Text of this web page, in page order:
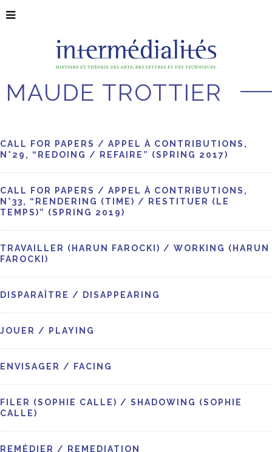
MAUDE TROTTIER
CALL FOR PAPERS / APPEL À CONTRIBUTIONS,
N°29, “REDOING / REFAIRE” (SPRING 2017)
CALL FOR PAPERS / APPEL À CONTRIBUTIONS,
N°33, “RENDERING (TIME) / RESTITUER (LE
TEMPS)” (SPRING 2019)
TRAVAILLER (HARUN FAROCKI) / WORKING (HARUN
FAROCKI)
DISPARAÎTRE / DISAPPEARING
JOUER / PLAYING
ENVISAGER / FACING
FILER (SOPHIE CALLE) / SHADOWING (SOPHIE
CALLE)
REMÉDIER / REMEDIATION